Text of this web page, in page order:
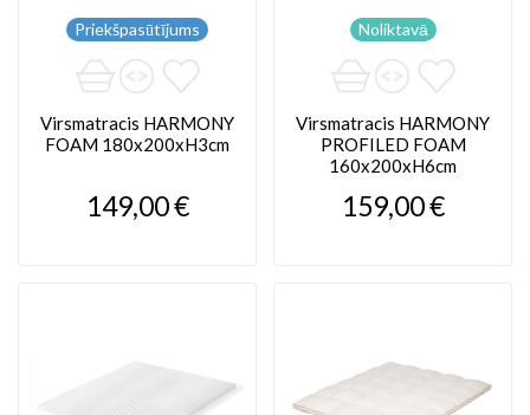
Priekšpasūtījums
Virsmatracis HARMONY
FOAM 180x200xH3cm
149,00 €
Noliktavā
Virsmatracis HARMONY
PROFILED FOAM
160x200xH6cm
159,00 €